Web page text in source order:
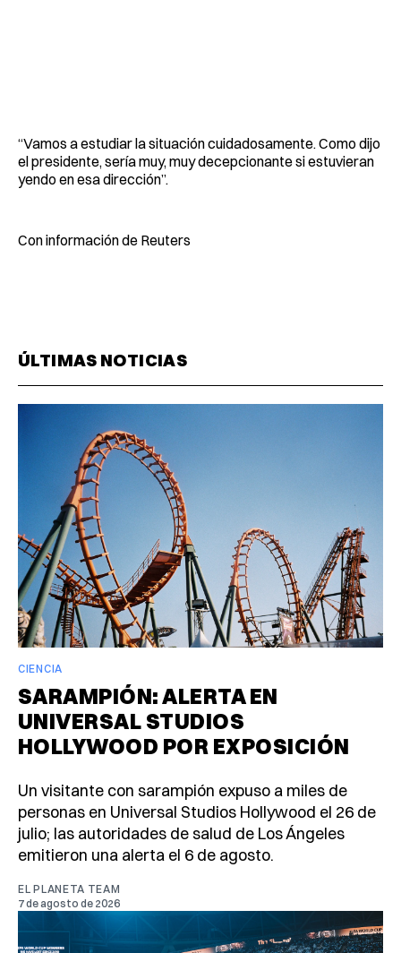
“Vamos a estudiar la situación cuidadosamente. Como dijo
el presidente, sería muy, muy decepcionante si estuvieran
yendo en esa dirección”.
Con información de Reuters
ÚLTIMAS NOTICIAS
CIENCIA
SARAMPIÓN: ALERTA EN
UNIVERSAL STUDIOS
HOLLYWOOD POR EXPOSICIÓN
Un visitante con sarampión expuso a miles de
personas en Universal Studios Hollywood el 26 de
julio; las autoridades de salud de Los Ángeles
emitieron una alerta el 6 de agosto.
EL PLANETA TEAM
7 de agosto de 2026